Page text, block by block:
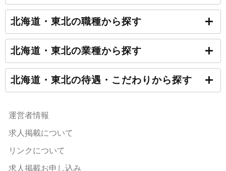
北海道・東北の職種から探す
北海道・東北の業種から探す
北海道・東北の待遇・こだわりから探す
運営者情報
求人掲載について
リンクについて
求人掲載お申し込み